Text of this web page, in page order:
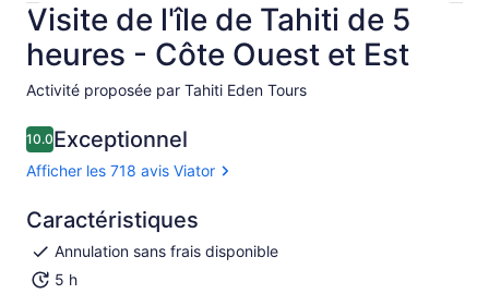
Visite de l'île de Tahiti de 5
heures - Côte Ouest et Est
Activité proposée par Tahiti Eden Tours
10.010.0 sur 10
Exceptionnel
Afficher les 718 avis Viator
Caractéristiques
Annulation sans frais disponible
5 h